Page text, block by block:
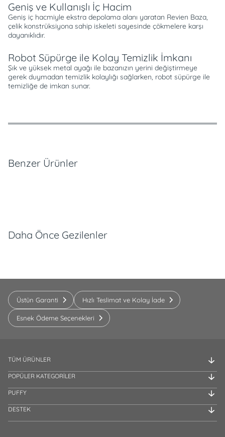
Geniş ve Kullanışlı İç Hacim
Geniş iç hacmiyle ekstra depolama alanı yaratan Revien Baza,
çelik konstrüksiyona sahip iskeleti sayesinde çökmelere karşı
dayanıklıdır.
Robot Süpürge ile Kolay Temizlik İmkanı
Şık ve yüksek metal ayağı ile bazanızın yerini değiştirmeye
gerek duymadan temizlik kolaylığı sağlarken, robot süpürge ile
temizliğe de imkan sunar.
Özellikler
Ödeme Seçenekleri
Teslimat ve İade Koşulları
Benzer Ürünler
Daha Önce Gezilenler
Üstün Garanti Hızlı Teslimat ve Kolay İade
Esnek Ödeme Seçenekleri
TÜM ÜRÜNLER
POPÜLER KATEGORİLER
PUFFY
DESTEK